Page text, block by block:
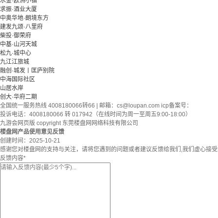
求振·酒业大厦
中奥华地·朗境东方
建发九颂·八里府
柴投·御荣府
中基·山河天城
松九·城中心
九江江旅城
融创·城发丨匡庐别院
中海国际社区
山居水岸
创大·华府二期
全国统一服务热线 4008180066转66 | 邮箱： cs@loupan.com icp备案号：
投诉电话：4008180066 转 017942（在线时间为周一至周五9:00-18:00）
九游会网页版 copyright 东莞楼盘网网络科技有限公司
楼盘网产品使用意见反馈
创建时间： 2025-10-21
感谢您对楼盘网的支持与关注，请将您遇到的问题或者建议反馈给我们,我们虚心接受
反馈内容*